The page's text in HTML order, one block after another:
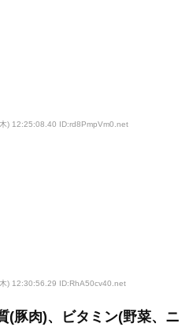
) 12:25:08.40 ID:rd8PmpVm0 .net
) 12:30:56.29 ID:RhA50cv40 .net
(豚肉)、ビタミン(野菜、ニ